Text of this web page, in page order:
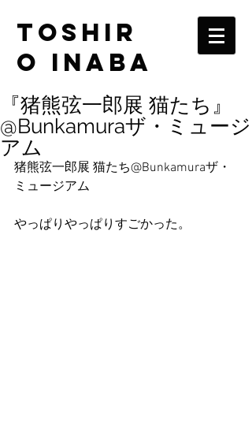
TOSHIR
O INABA
『猪熊弦一郎展 猫たち』
@Bunkamuraザ・ミュージ
アム
猪熊弦一郎展 猫たち@Bunkamuraザ・
ミュージアム
やっぱりやっぱりすごかった。